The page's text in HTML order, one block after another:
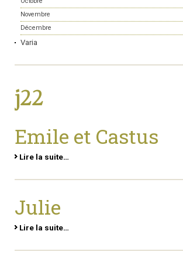
Novembre
Décembre
Varia
j22
Emile et Castus
Lire la suite…
Julie
Lire la suite…